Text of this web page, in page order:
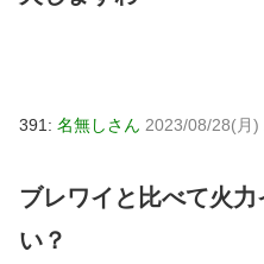
391: 名無しさん 2023/08/28(月
ブレワイと比べて火
い？